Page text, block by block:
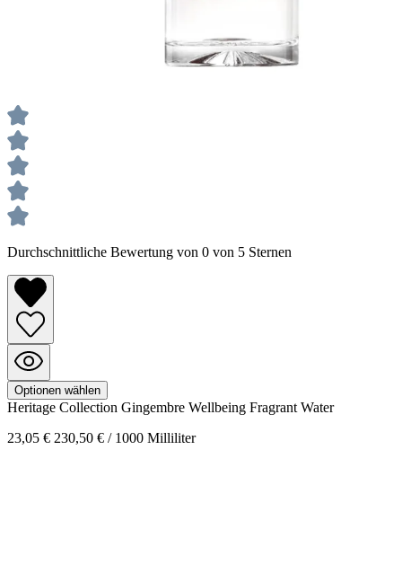
Durchschnittliche Bewertung von 0 von 5 Sternen
Optionen wählen
Heritage Collection Gingembre Wellbeing Fragrant Water
23,05 € 230,50 € / 1000 Milliliter